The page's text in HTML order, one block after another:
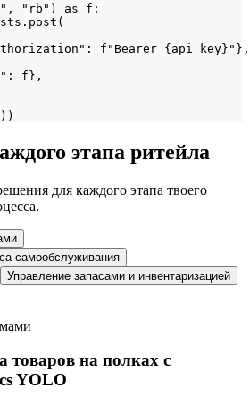
"rb") as f:
f"Bearer {api_key}"},
f},
этапа ритейла
для каждого этапа твоего
самообслуживания
Управление запасами и инвентаризацией
товаров на полках с
YOLO